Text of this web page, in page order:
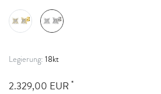
Legierung: 18kt
2.329,00 EUR *